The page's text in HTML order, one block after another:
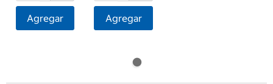
Agregar Agregar